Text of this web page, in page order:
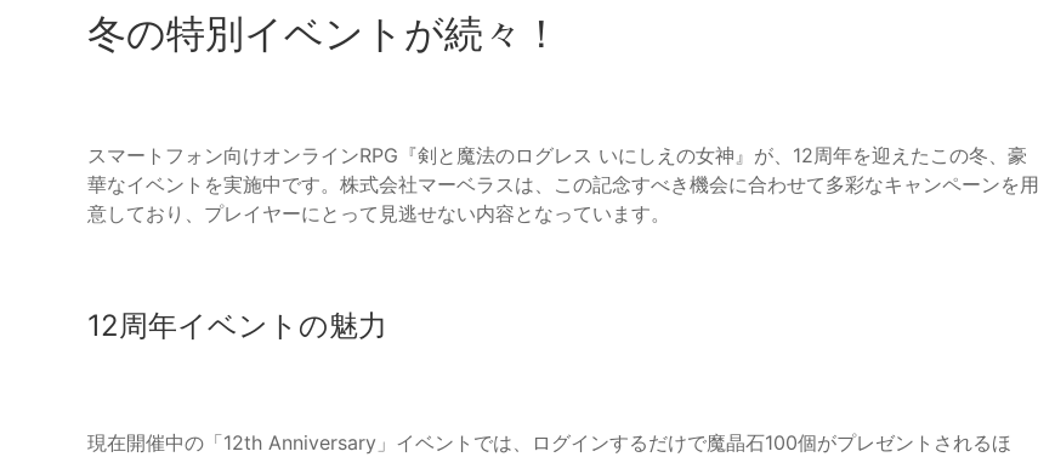
冬の特別イベントが続々！
スマートフォン向けオンラインRPG『剣と魔法のログレス いにしえの女神』が、12周年を迎えたこの冬、豪
華なイベントを実施中です。株式会社マーベラスは、この記念すべき機会に合わせて多彩なキャンペーンを用
意しており、プレイヤーにとって見逃せない内容となっています。
12周年イベントの魅力
現在開催中の「12th Anniversary」イベントでは、ログインするだけで魔晶石100個がプレゼントされるほ